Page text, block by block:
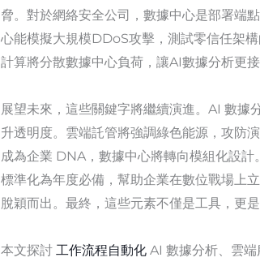
脅。對於網絡安全公司，數據中心是部署端
心能模擬大規模DDoS攻擊，測試零信任架
計算將分散數據中心負荷，讓AI數據分析更
展望未來，這些關鍵字將繼續演進。AI 數
升透明度。雲端託管將強調綠色能源，攻防
成為企業 DNA，數據中心將轉向模組化設
標準化為年度必備，幫助企業在數位戰場上
脫穎而出。最終，這些元素不僅是工具，更
本文探討 工作流程自動化AI 數據分析、雲端